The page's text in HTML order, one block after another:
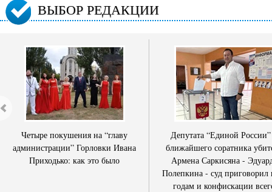
ВЫБОР РЕДАКЦИИ
Четыре покушения на “главу
администрации” Горловки Ивана
Приходько: как это было
Депутата “Единой
ближайшего соратника
Армена Саркисяна -
Полепкина - суд приговорил
годам и конфискации